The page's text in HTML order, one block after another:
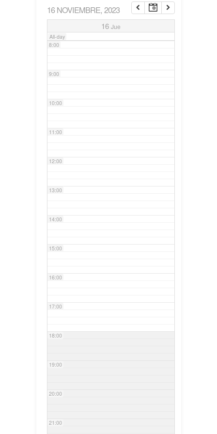
16 NOVIEMBRE, 2023
16 Jue
All-day
7:00
8:00
9:00
10:00
11:00
12:00
13:00
14:00
15:00
16:00
17:00
18:00
19:00
20:00
21:00